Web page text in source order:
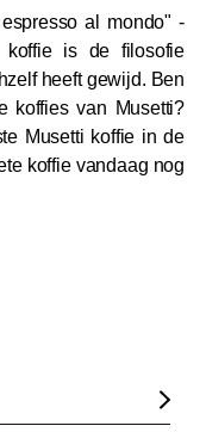
al mondo" -
is de filosofie
heeft gewijd. Ben
koffies van Musetti?
Musetti koffie in de
koffie vandaag nog